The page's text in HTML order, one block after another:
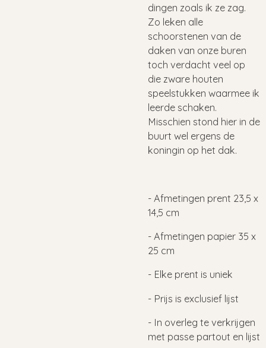
dingen zoals ik ze zag.
Zo leken alle
schoorstenen van de
daken van onze buren
toch verdacht veel op
die zware houten
speelstukken waarmee ik
leerde schaken.
Misschien stond hier in de
buurt wel ergens de
koningin op het dak.
- Afmetingen prent 23,5 x
14,5 cm
- Afmetingen papier 35 x
25 cm
- Elke prent is uniek
- Prijs is exclusief lijst
- In overleg te verkrijgen
met passe partout en lijst